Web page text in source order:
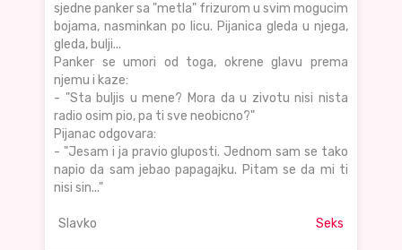
sjedne panker sa "metla" frizurom u svim mogucim
bojama, nasminkan po licu. Pijanica gleda u njega,
gleda, bulji...
Panker se umori od toga, okrene glavu prema
njemu i kaze:
- "Sta buljis u mene? Mora da u zivotu nisi nista
radio osim pio, pa ti sve neobicno?"
Pijanac odgovara:
- "Jesam i ja pravio gluposti. Jednom sam se tako
napio da sam jebao papagajku. Pitam se da mi ti
nisi sin..."
Slavko Seks